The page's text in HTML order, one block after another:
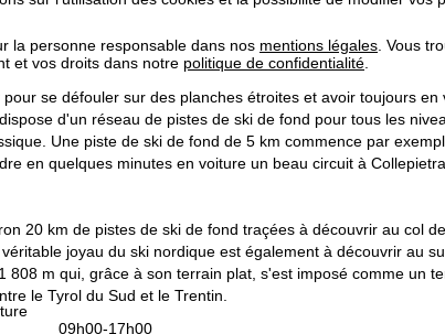
la personne responsable dans nos mentions légales . Vous
et vos droits dans notre politique de confidentialité
09h00-17h00
se défouler sur des planches étroites et avoir toujours
d'un réseau de pistes de ski de fond pour tous les
Une piste de ski de fond de 5 km commence par
en quelques minutes en voiture un beau circuit à
20 km de pistes de ski de fond traçées à découvrir au col
joyau du ski nordique est également à découvrir au
808 m qui, grâce à son terrain plat, s'est imposé comme un
le Tyrol du Sud et le Trentin.